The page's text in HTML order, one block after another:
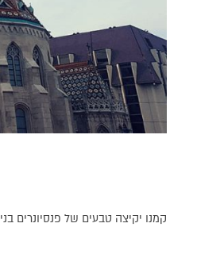
קמנו יקיצה טבעים של פנסיונרים בני 92. ארוחת בוקר סבבוש במלון ויצאנו לכבוש את העיר.